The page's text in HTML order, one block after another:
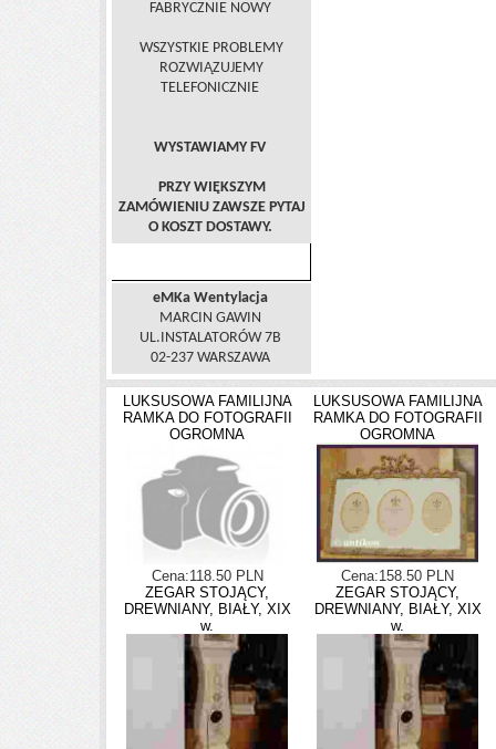
FABRYCZNIE NOWY
WSZYSTKIE PROBLEMY
ROZWIĄZUJEMY
TELEFONICZNIE
WYSTAWIAMY FV
PRZY WIĘKSZYM
ZAMÓWIENIU ZAWSZE PYTAJ
O KOSZT DOSTAWY.
eMKa Wentylacja
MARCIN GAWIN
UL.INSTALATORÓW 7B
02-237 WARSZAWA
LUKSUSOWA FAMILIJNA
RAMKA DO FOTOGRAFII
OGROMNA
Cena:118.50 PLN
LUKSUSOWA FAMILIJNA
RAMKA DO FOTOGRAFII
OGROMNA
Cena:158.50 PLN
ZEGAR STOJĄCY,
DREWNIANY, BIAŁY, XIX
w.
ZEGAR STOJĄCY,
DREWNIANY, BIAŁY, XIX
w.